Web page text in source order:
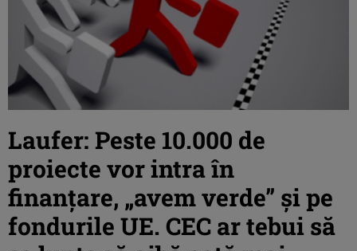
Laufer: Peste 10.000 de
proiecte vor intra în
finanţare, „avem verde” şi pe
fondurile UE. CEC ar tebui să